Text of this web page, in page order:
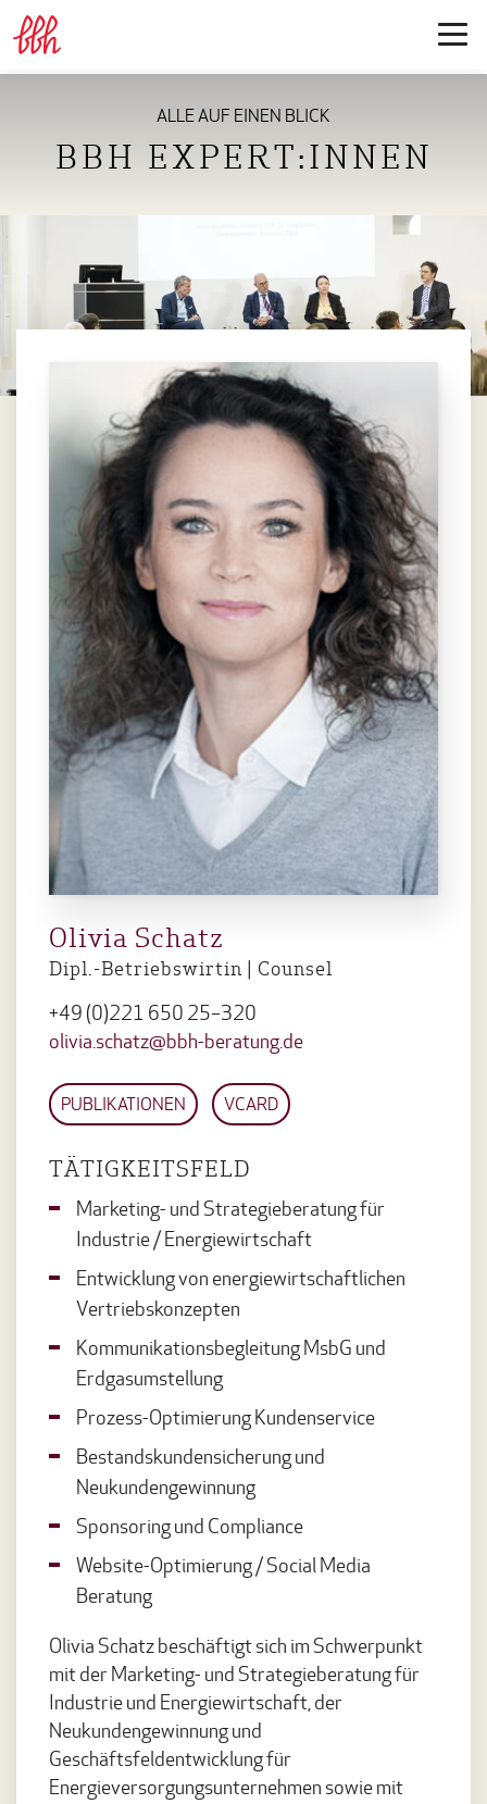
ALLE AUF EINEN BLICK
BBH EXPERT:INNEN
Olivia Schatz
Dipl.-Betriebswirtin | Counsel
+49 (0)221 650 25–320
olivia.schatz@bbh-beratung.de
PUBLIKATIONEN VCARD
TÄTIGKEITSFELD
Marketing- und Strategieberatung für
Industrie / Energiewirtschaft
Entwicklung von energiewirtschaftlichen
Vertriebskonzepten
Kommunikationsbegleitung MsbG und
Erdgasumstellung
Prozess-Optimierung Kundenservice
Bestandskundensicherung und
Neukundengewinnung
Sponsoring und Compliance
Website-Optimierung / Social Media
Beratung
Olivia Schatz beschäftigt sich im Schwerpunkt
mit der Marketing- und Strategieberatung für
Industrie und Energiewirtschaft, der
Neukundengewinnung und
Geschäftsfeldentwicklung für
Energieversorgungsunternehmen sowie mit